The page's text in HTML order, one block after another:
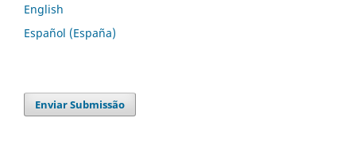
English
Español (España)
Enviar Submissão